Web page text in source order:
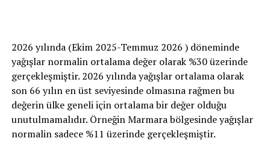
2026 yılında (Ekim 2025-Temmuz 2026 ) döneminde
yağışlar normalin ortalama değer olarak %30 üzerinde
gerçekleşmiştir. 2026 yılında yağışlar ortalama olarak
son 66 yılın en üst seviyesinde olmasına rağmen bu
değerin ülke geneli için ortalama bir değer olduğu
unutulmamalıdır. Örneğin Marmara bölgesinde yağışlar
normalin sadece %11 üzerinde gerçekleşmiştir.